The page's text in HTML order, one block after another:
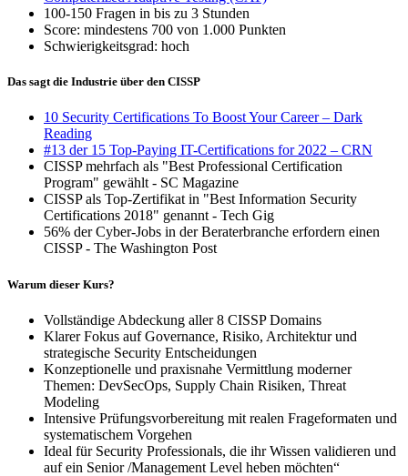
100-150 Fragen in bis zu 3 Stunden
Score: mindestens 700 von 1.000 Punkten
Schwierigkeitsgrad: hoch
Das sagt die Industrie über den CISSP
10 Security Certifications To Boost Your Career – Dark
Reading
#13 der 15 Top-Paying IT-Certifications for 2022 – CRN
CISSP mehrfach als "Best Professional Certification
Program" gewählt - SC Magazine
CISSP als Top-Zertifikat in "Best Information Security
Certifications 2018" genannt - Tech Gig
56% der Cyber-Jobs in der Beraterbranche erfordern einen
CISSP - The Washington Post
Warum dieser Kurs?
Vollständige Abdeckung aller 8 CISSP Domains
Klarer Fokus auf Governance, Risiko, Architektur und
strategische Security Entscheidungen
Konzeptionelle und praxisnahe Vermittlung moderner
Themen: DevSecOps, Supply Chain Risiken, Threat
Modeling
Intensive Prüfungsvorbereitung mit realen Frageformaten und
systematischem Vorgehen
Ideal für Security Professionals, die ihr Wissen validieren und
auf ein Senior /Management Level heben möchten“